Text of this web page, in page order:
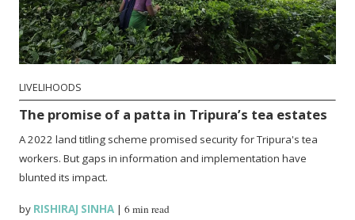
LIVELIHOODS
The promise of a patta in Tripura’s tea estates
A 2022 land titling scheme promised security for Tripura's tea
workers. But gaps in information and implementation have
blunted its impact.
by RISHIRAJ SINHA |6 min read